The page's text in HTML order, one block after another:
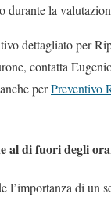
durante la
dettagliato per
contatta
perPreventivo
al di fuori degli
l’importanza di un